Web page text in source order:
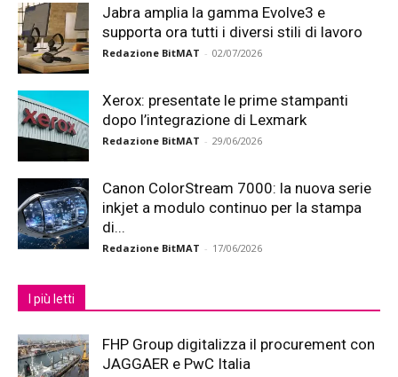
Jabra amplia la gamma Evolve3 e
supporta ora tutti i diversi stili di lavoro
Redazione BitMAT - 02/07/2026
Xerox: presentate le prime stampanti
dopo l’integrazione di Lexmark
Redazione BitMAT - 29/06/2026
Canon ColorStream 7000: la nuova serie
inkjet a modulo continuo per la stampa
di...
Redazione BitMAT - 17/06/2026
I più letti
FHP Group digitalizza il procurement con
JAGGAER e PwC Italia